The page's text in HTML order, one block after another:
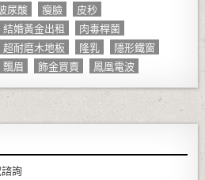
尿酸 瘦臉
皮秒
結婚黃金出租
肉毒桿菌
超耐磨木地板 隆乳
隱形鐵窗
飄眉 飾金買賣 鳳凰電波
詢